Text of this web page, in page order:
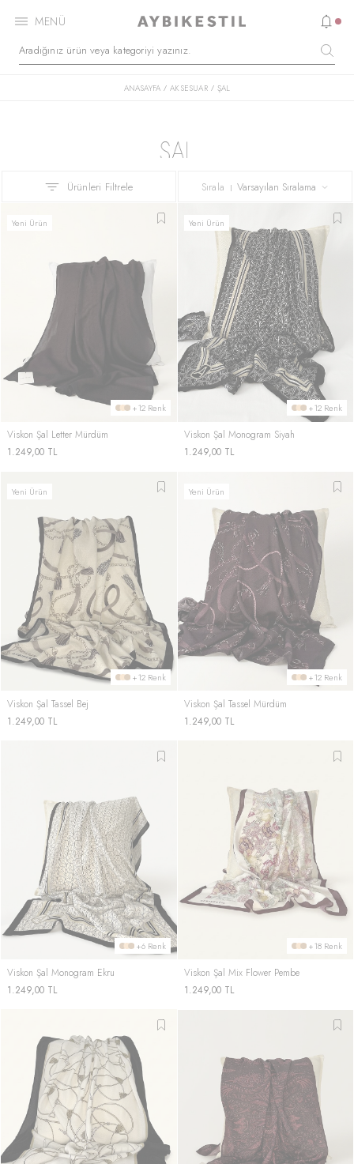
MENÜ
ANASAYFA / AKSESUAR / ŞAL
Ürünleri Filtrele Sırala
Yeni Ürün
+12 Renk
Viskon Şal Letter Mürdüm
1.249,00 TL
Yeni Ürün
+12 Renk
Viskon Şal Monogram Siyah
1.249,00TL
Yeni Ürün
+12 Renk
Viskon Şal Tassel Bej
1.249,00 TL
Yeni Ürün
+12 Renk
Viskon Şal Tassel Mürdüm
1.249,00TL
+6 Renk
Viskon Şal Monogram Ekru
1.249,00 TL
+18 Renk
Viskon Şal Mix Flower Pembe
1.249,00TL